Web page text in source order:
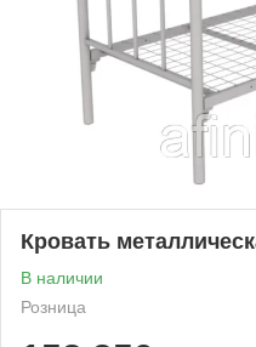
Кровать
В наличии
Розница